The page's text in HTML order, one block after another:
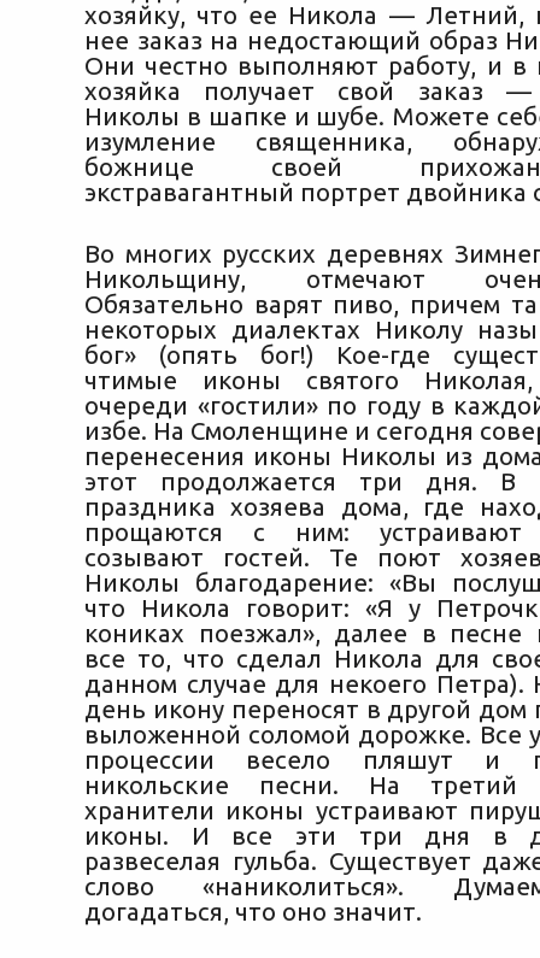
хозяйку, что ее Никола — Летний,
нее заказ на недостающий образ
Они честно выполняют работу, и в
хозяйка получает свой заказ —
Николы в шапке и шубе. Можете
изумление священника,
божнице своей
экстравагантный портрет двойника
Во многих русских деревнях
Никольщину, отмечают
Обязательно варят пиво, причем
некоторых диалектах Николу
бог» (опять бог!) Кое-где
чтимые иконы святого
очереди «гостили» по году в
избе. На Смоленщине и сегодня
перенесения иконы Николы из
этот продолжается три дня. В
праздника хозяева дома, где
прощаются с ним:
созывают гостей. Те поют
Николы благодарение: «Вы
что Никола говорит: «Я у
кониках поезжал», далее в песне
все то, что сделал Никола для
данном случае для некоего
день икону переносят в другой дом
выложенной соломой дорожке. Все
процессии весело пляшут и
никольские песни. На
хранители иконы устраивают
иконы. И все эти три дня в
развеселая гульба. Существует
слово «наниколиться».
догадаться, что оно значит.